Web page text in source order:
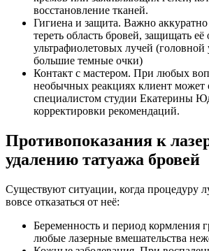
восстановление тканей.
Гигиена и защита. Важно
тереть область бровей, защищать её
ультрафиолетовых лучей (головной
большие темные очки)
Контакт с мастером. При любых
необычных реакциях клиент может
специалистом студии Екатерины
корректировки рекомендаций.
Противопоказания к
удалению татуажа бровей
Существуют ситуации, когда процедуру
вовсе отказаться от неё:
Беременность и период кормления
любые лазерные вмешательства